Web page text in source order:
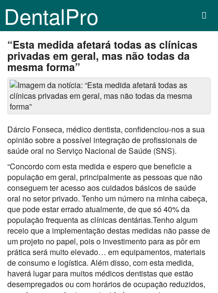
DentalPro
“Esta medida afetará todas as clínicas
privadas em geral, mas não todas da
mesma forma”
Dárcio Fonseca, médico dentista, confidenciou-nos a sua
opinião sobre a possível integração de profissionais de
saúde oral no Serviço Nacional de Saúde (SNS).
“Concordo com esta medida e espero que beneficie a
população em geral, principalmente as pessoas que não
conseguem ter acesso aos cuidados básicos de saúde
oral no setor privado. Tenho um número na minha cabeça,
que pode estar errado atualmente, de que só 40% da
população frequenta as clínicas dentárias.Tenho algum
receio que a implementação destas medidas não passe de
um projeto no papel, pois o investimento para as pôr em
prática será muito elevado… em equipamentos, materiais
de consumo e logística. Além disso, com esta medida,
haverá lugar para muitos médicos dentistas que estão
desempregados ou com horários de ocupação reduzidos,